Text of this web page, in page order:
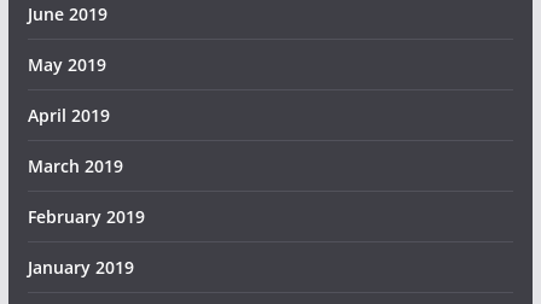
June 2019
May 2019
April 2019
March 2019
February 2019
January 2019